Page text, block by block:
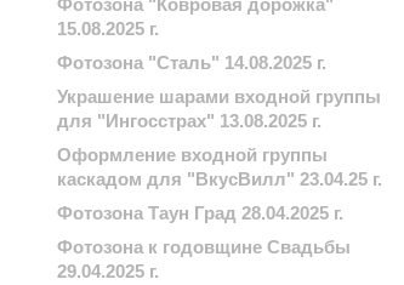
Фотозона "Ковровая дорожка"
15.08.2025 г.
Фотозона "Сталь" 14.08.2025 г.
Украшение шарами входной группы
для "Ингосстрах" 13.08.2025 г.
Оформление входной группы
каскадом для "ВкусВилл" 23.04.25 г.
Фотозона Таун Град 28.04.2025 г.
Фотозона к годовщине Свадьбы
29.04.2025 г.